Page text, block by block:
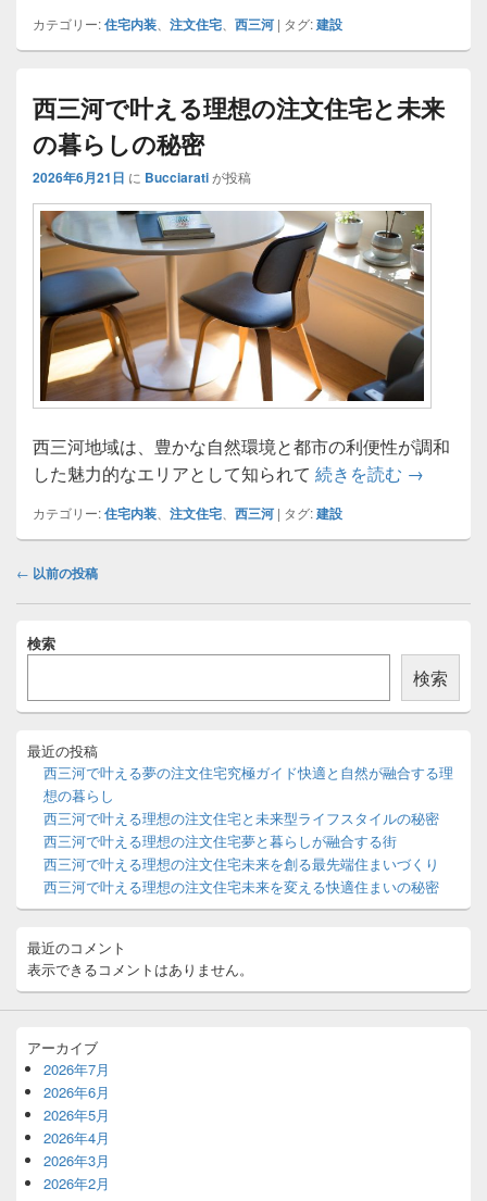
カテゴリー:住宅内装 注文住宅 西三河 | タグ:建設
西三河で叶える理想の注文住宅と未来
の暮らしの秘密
2026年6月21日 に Bucciaratiが投稿
西三河地域は、豊かな自然環境と都市の利便性が調和
した魅力的なエリアとして知られて 続きを読む 西三河で
→
カテゴリー:住宅内装 注文住宅 西三河 | タグ:建設
投
ビ
ゲ
シ
ン
← 以前の投稿
イ
イ
バ
エ
ア
検索
検索
最近の投稿
西三河で叶える夢の注文住宅究極ガイド快適と自然が融合する理
想の暮らし
西三河で叶える理想の注文住宅と未来型ライフスタイルの秘密
西三河で叶える理想の注文住宅夢と暮らしが融合する街
西三河で叶える理想の注文住宅未来を創る最先端住まいづくり
西三河で叶える理想の注文住宅未来を変える快適住まいの秘密
最近のコメント
表示できるコメントはありません。
アーカイブ
2026年7月
2026年6月
2026年5月
2026年4月
2026年3月
2026年2月